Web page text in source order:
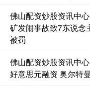
基金指数
佛山配资炒股资讯中
矿发闹事故致7东说念
被罚
佛山配资炒股资讯中
好意思元融资 奥尔特